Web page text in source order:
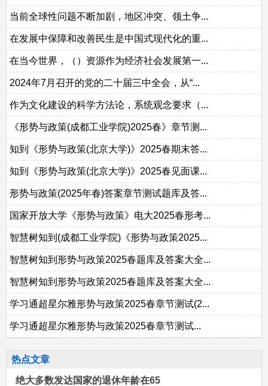
当前全球性问题不断加剧，地区冲突、领土争...
在发展中保障和改善民生是中国式现代化的重...
在当今世界，（）资源作为经济社会发展第一...
2024年7月召开的党的二十届三中全会，从“...
作为文化建设的科学方法论，系统观念要求（...
《形势与政策(成都工业学院)2025春》章节测...
知到《形势与政策(北京大学)》2025春期末答...
知到《形势与政策(北京大学)》2025春见面课...
形势与政策(2025年春)答案章节测试题库及答...
国家开放大学《形势与政策》电大2025春形考...
智慧树知到(成都工业学院)《形势与政策2025...
智慧树知到形势与政策2025春题库及答案大全...
智慧树知到形势与政策2025春题库及答案大全...
学习通超星尔雅形势与政策2025春章节测试(2...
学习通超星尔雅形势与政策2025春章节测试...
热点文章
绝大多数发达国家的退休年龄在65